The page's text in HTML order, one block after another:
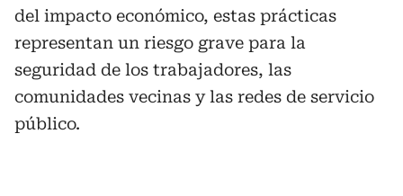
del impacto económico, estas prácticas
representan un riesgo grave para la
seguridad de los trabajadores, las
comunidades vecinas y las redes de servicio
público.